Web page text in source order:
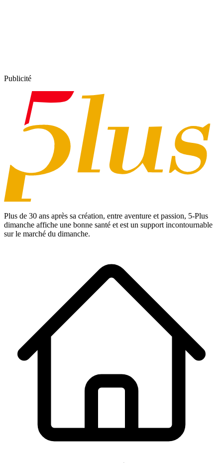
Publicité
Plus de 30 ans après sa création, entre aventure et passion, 5-Plus
dimanche affiche une bonne santé et est un support incontournable
sur le marché du dimanche.